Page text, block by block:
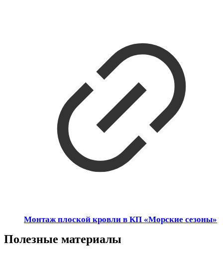
Монтаж плоской кровли в КП «Морские сезоны»
Полезные материалы